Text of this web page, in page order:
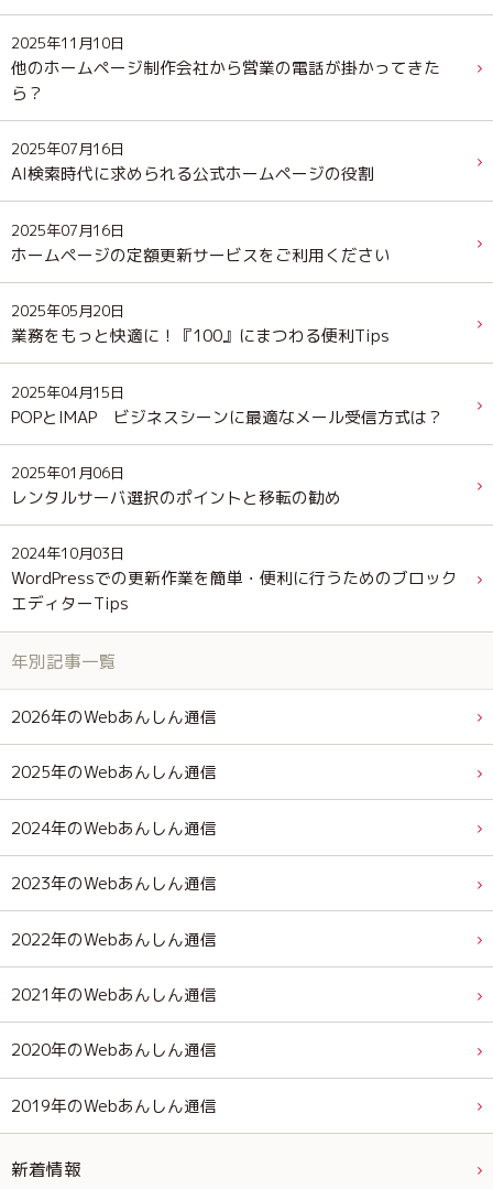
2025年11月10日
他のホームページ制作会社から営業の電話が掛かってきた
ら？
2025年07月16日
AI検索時代に求められる公式ホームページの役割
2025年07月16日
ホームページの定額更新サービスをご利用ください
2025年05月20日
業務をもっと快適に！『100』にまつわる便利Tips
2025年04月15日
POPとIMAP ビジネスシーンに最適なメール受信方式は？
2025年01月06日
レンタルサーバ選択のポイントと移転の勧め
2024年10月03日
WordPressでの更新作業を簡単・便利に行うためのブロック
エディターTips
年別記事一覧
2026年のWebあんしん通信
2025年のWebあんしん通信
2024年のWebあんしん通信
2023年のWebあんしん通信
2022年のWebあんしん通信
2021年のWebあんしん通信
2020年のWebあんしん通信
2019年のWebあんしん通信
新着情報